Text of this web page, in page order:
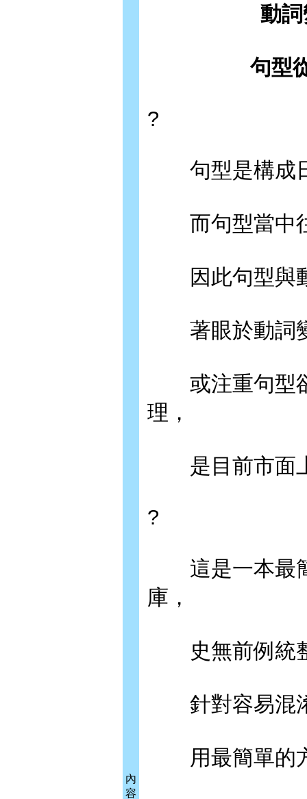
內
容
動
句型
?
句型是構成日
而句型當中
因此句型與動
著眼於動詞變
或注重句型卻
理，
是目前市面上
?
這是一本最簡
庫，
史無前例統整
針對容易混
用最簡單的方